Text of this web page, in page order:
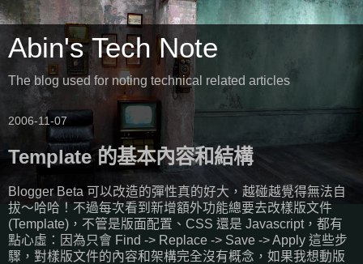
Abin's Tech Note
The blog used for noting technical related articles
2006-11-07
Template 的基本內容和結構
Blogger Beta 可以改造的彈性真的好大，越碰越覺得無法自
拔～哈哈！不過每次看到新增額外功能總要去改樣版文件
(Template)，不管是版面配置、CSS 還是 Javascript，都有
點心虛：因為只會 Find -> Replace -> Save -> Apply 這些步
驟，對樣版文件的內容和架構完全沒有概念，如果我想動版